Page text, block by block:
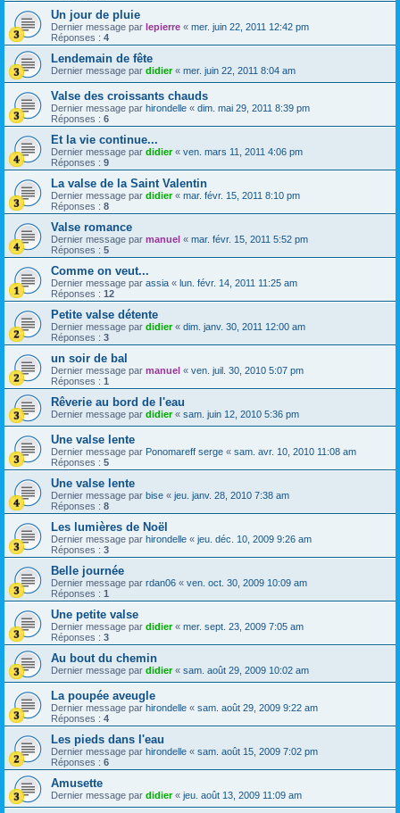
Un jour de pluie
Dernier message par lepierre « mer. juin 22, 2011 12:42 pm
Réponses : 4
Lendemain de fête
Dernier message par didier« mer. juin 22, 2011 8:04 am
Valse des croissants chauds
Dernier message par hirondelle « dim. mai 29, 2011 8:39 pm
Réponses : 6
Et la vie continue...
Dernier message par didier« ven. mars 11, 2011 4:06 pm
Réponses : 9
La valse de la Saint Valentin
Dernier message par didier« mar. févr. 15, 2011 8:10 pm
Réponses : 8
Valse romance
Dernier message par manuel « mar. févr. 15, 2011 5:52 pm
Réponses : 5
Comme on veut...
Dernier message par assia « lun. févr. 14, 2011 11:25 am
Réponses : 12
Petite valse détente
Dernier message par didier« dim. janv. 30, 2011 12:00 am
Réponses : 3
un soir de bal
Dernier message par manuel « ven. juil. 30, 2010 5:07 pm
Réponses : 1
Rêverie au bord de l'eau
Dernier message par didier« sam. juin 12, 2010 5:36 pm
Une valse lente
Dernier message par Ponomareff serge « sam. avr. 10, 2010 11:08 am
Réponses : 5
Une valse lente
Dernier message par bise « jeu. janv. 28, 2010 7:38 am
Réponses : 8
Les lumières de Noël
Dernier message par hirondelle « jeu. déc. 10, 2009 9:26 am
Réponses : 3
Belle journée
Dernier message par rdan06 « ven. oct. 30, 2009 10:09 am
Réponses : 1
Une petite valse
Dernier message par didier« mer. sept. 23, 2009 7:05 am
Réponses : 3
Au bout du chemin
Dernier message par didier« sam. août 29, 2009 10:02 am
La poupée aveugle
Dernier message par hirondelle « sam. août 29, 2009 9:22 am
Réponses : 4
Les pieds dans l'eau
Dernier message par hirondelle « sam. août 15, 2009 7:02 pm
Réponses : 6
Amusette
Dernier message par didier« jeu. août 13, 2009 11:09 am